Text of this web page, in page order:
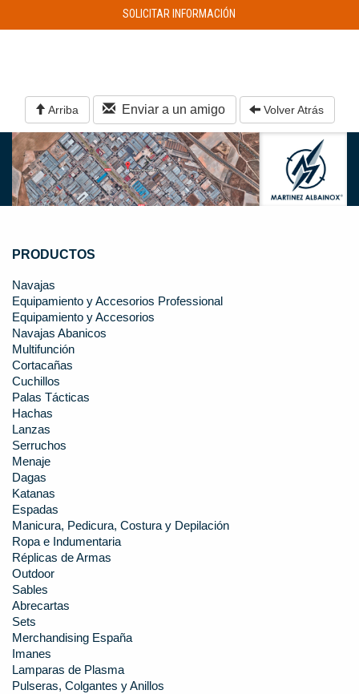
SOLICITAR INFORMACIÓN
Arriba Enviar a un amigo Volver Atrás
PRODUCTOS
Navajas
Equipamiento y Accesorios Professional
Equipamiento y Accesorios
Navajas Abanicos
Multifunción
Cortacañas
Cuchillos
Palas Tácticas
Hachas
Lanzas
Serruchos
Menaje
Dagas
Katanas
Espadas
Manicura, Pedicura, Costura y Depilación
Ropa e Indumentaria
Réplicas de Armas
Outdoor
Sables
Abrecartas
Sets
Merchandising España
Imanes
Lamparas de Plasma
Pulseras, Colgantes y Anillos